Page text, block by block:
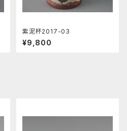
紫泥杯2017-03
¥9,800